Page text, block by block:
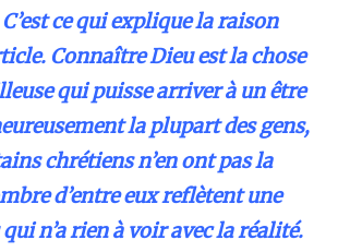
ce qui explique la raison
Connaître Dieu est la chose
qui puisse arriver à un être
la plupart des gens,
chrétiens n’en ont pas la
d’entre eux reflètent une
n’a rien à voir avec la réalité.